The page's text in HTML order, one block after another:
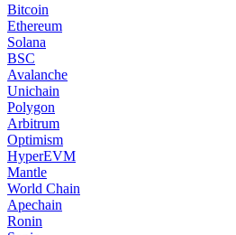
Bitcoin
Ethereum
Solana
BSC
Avalanche
Unichain
Polygon
Arbitrum
Optimism
HyperEVM
Mantle
World Chain
Apechain
Ronin